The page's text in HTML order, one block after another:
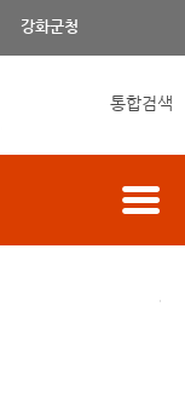
강화군청
통합검색